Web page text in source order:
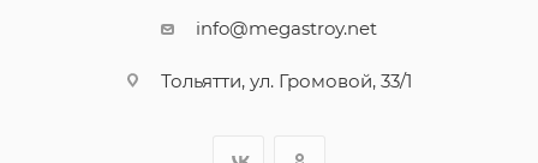
info@megastroy.net
Тольятти, ул. Громовой, 33/1